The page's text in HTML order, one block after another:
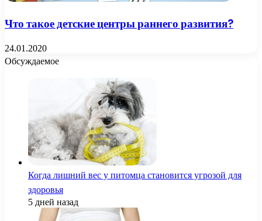
Что такое детские центры раннего развития?
24.01.2020
Обсуждаемое
Когда лишний вес у питомца становится угрозой для
здоровья
5 дней назад